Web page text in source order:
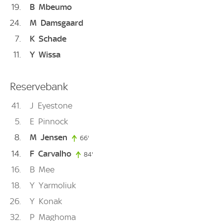
19 B Mbeumo
24
M Damsgaard
7
K Schade
11
Y Wissa
Reservebank
41 J Eyestone
5
E Pinnock
8
M Jensen 66'
14 F Carvalho 84'
16 B Mee
18
Y Yarmoliuk
26
Y Konak
32
P Maghoma